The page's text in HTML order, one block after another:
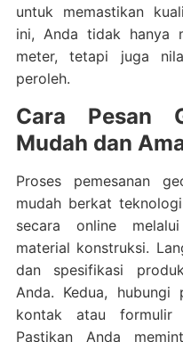
untuk memastikan
ini, Anda tidak hanya
meter, tetapi juga
peroleh.
Cara Pesan
Mudah dan
Proses pemesanan
mudah berkat
secara online
material konstruksi.
dan spesifikasi
Anda. Kedua, hubungi
kontak atau formulir
Pastikan Anda